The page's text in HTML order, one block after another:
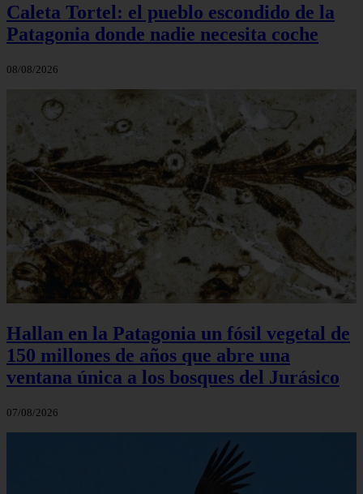
Caleta Tortel: el pueblo escondido de la
Patagonia donde nadie necesita coche
08/08/2026
Hallan en la Patagonia un fósil vegetal de
150 millones de años que abre una
ventana única a los bosques del Jurásico
07/08/2026